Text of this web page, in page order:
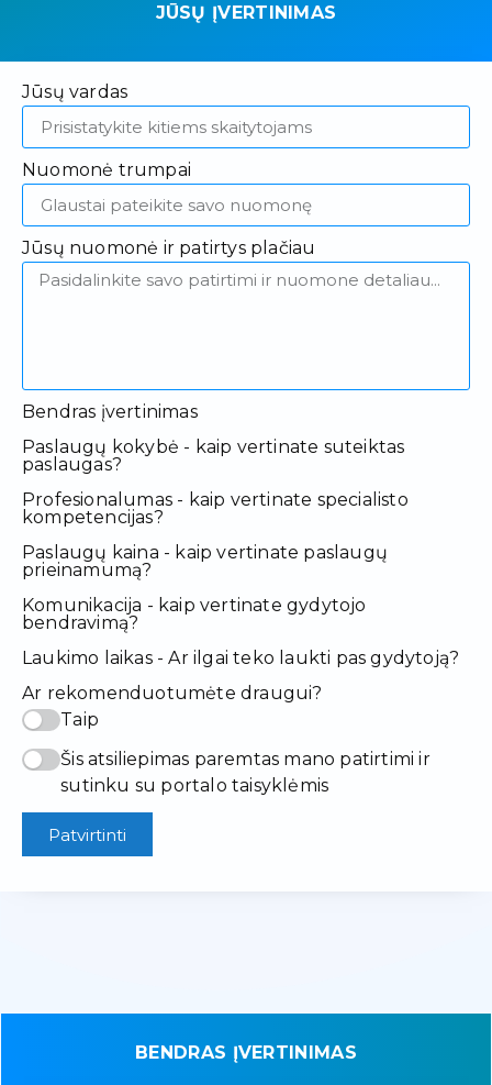
JŪSŲ ĮVERTINIMAS
Jūsų vardas
Nuomonė trumpai
Jūsų nuomonė ir patirtys plačiau
Bendras įvertinimas
Paslaugų kokybė - kaip vertinate suteiktas
paslaugas?
Profesionalumas - kaip vertinate specialisto
kompetencijas?
Paslaugų kaina - kaip vertinate paslaugų
prieinamumą?
Komunikacija - kaip vertinate gydytojo
bendravimą?
Laukimo laikas - Ar ilgai teko laukti pas gydytoją?
Ar rekomenduotumėte draugui?
Taip
Šis atsiliepimas paremtas mano patirtimi ir
sutinku su portalo taisyklėmis
Patvirtinti
BENDRAS ĮVERTINIMAS